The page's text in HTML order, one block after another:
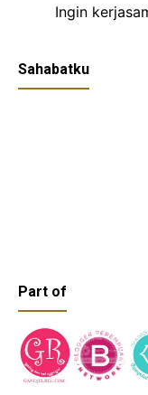
Ingin
Sahabatku
Part of